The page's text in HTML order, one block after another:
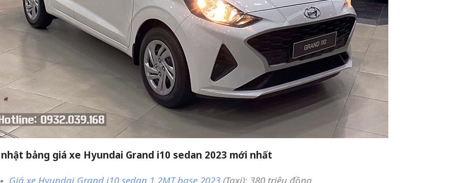
nhật bảng giá xe Hyundai Grand i10 sedan 2023 mới nhất
Giá xe Hyundai Grand i10 sedan 1.2MT base 2023(Taxi): 380 triệu đồng